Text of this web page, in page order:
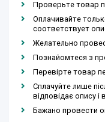
Проверьте товар
Оплачивайте
соответствует
Желательно
Познайомтеся з
Перевірте товар
Сплачуйте лише
відповідає опису
Бажано провести